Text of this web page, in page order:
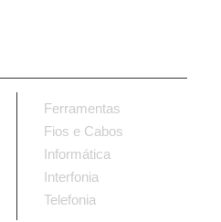
Ferramentas
Fios e Cabos
Informática
Interfonia
Telefonia